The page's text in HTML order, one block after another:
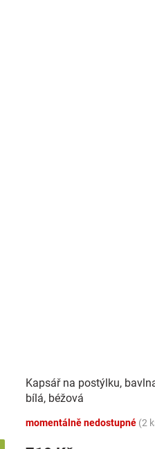
Kapsář na postýlku,
bílá, béžová
momentálně nedostupné (2